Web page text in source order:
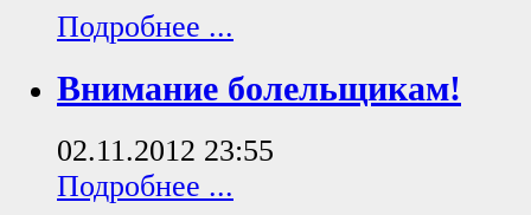
Подробнее ...
Внимание болельщикам!
02.11.2012 23:55
Подробнее ...